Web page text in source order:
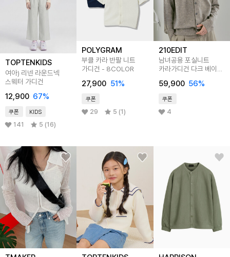
TOPTENKIDS
여아) 리넨 라운드넥
스웨터 가디건
12,900 67%
쿠폰 KIDS
141 5 (16)
POLYGRAM
부클 카라 반팔 니트
가디건 - 8COLOR
27,900 51 %
쿠폰
29 5 (1)
210EDIT
남녀공용 포실니트
카라가디건 다크 베이지
59,900 56%
쿠폰
4